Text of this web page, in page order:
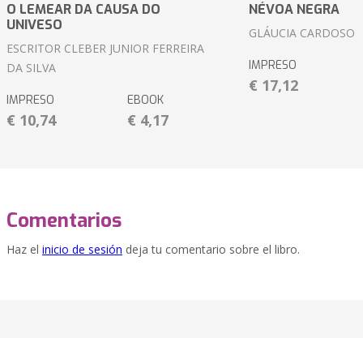
O LEMEAR DA CAUSA DO
UNIVESO
ESCRITOR CLEBER JUNIOR FERREIRA
DA SILVA
IMPRESO
€ 10,74
EBOOK
€ 4,17
NÉVOA NEGRA
GLÁUCIA CARDOSO
IMPRESO
€ 17,12
Comentarios
Haz el inicio de sesión deja tu comentario sobre el libro.